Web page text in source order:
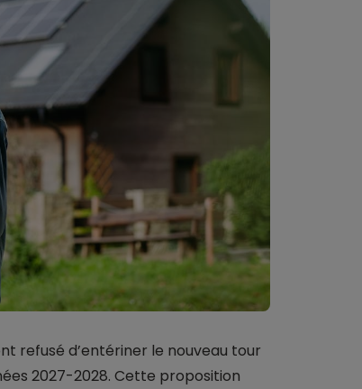
refusé d’entériner le nouveau tour
2027-2028. Cette proposition